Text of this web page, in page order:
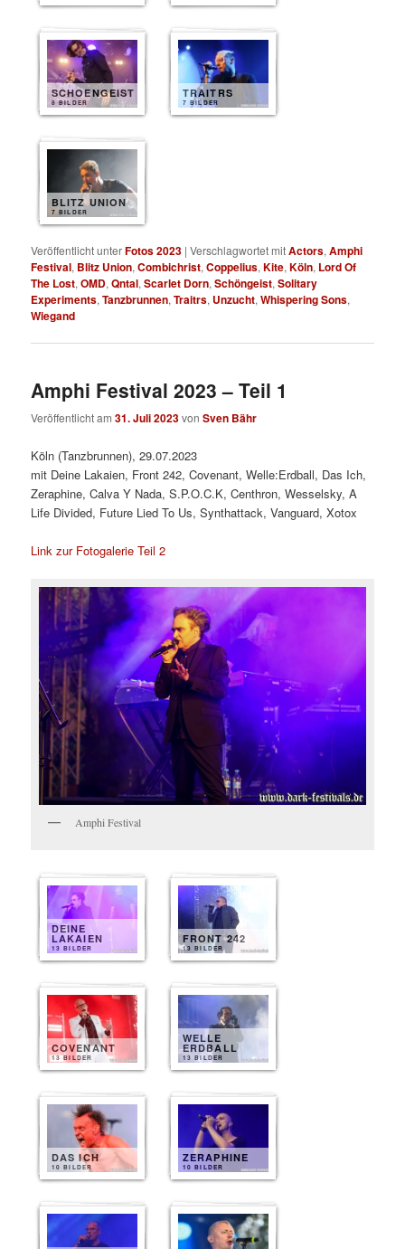
SCHOENGEIST
8 BILDER
TRAITRS
7 BILDER
BLITZ UNION
7 BILDER
Veröffentlicht unterFotos 2023 |Verschlagwortet mitActors,Amphi
Festival, Blitz Union,Combichrist,Coppelius,Kite,Köln, Lord Of
The Lost,OMD,Qntal,Scarlet Dorn,Schöngeist,Solitary
Experiments,Tanzbrunnen,Traitrs, Unzucht,Whispering Sons,
Wiegand
Amphi Festival 2023 – Teil 1
Veröffentlicht am31. Juli 2023vonSven Bähr
Köln (Tanzbrunnen), 29.07.2023
mit Deine Lakaien, Front 242, Covenant, Welle:Erdball, Das Ich,
Zeraphine, Calva Y Nada, S.P.O.C.K, Centhron, Wesselsky, A
Life Divided, Future Lied To Us, Synthattack, Vanguard, Xotox
Link zur Fotogalerie Teil 2
Amphi Festival
DEINE
LAKAIEN
13 BILDER
FRONT 242
13 BILDER
COVENANT
13 BILDER
WELLE
ERDBALL
13 BILDER
DAS ICH
10 BILDER
ZERAPHINE
10 BILDER